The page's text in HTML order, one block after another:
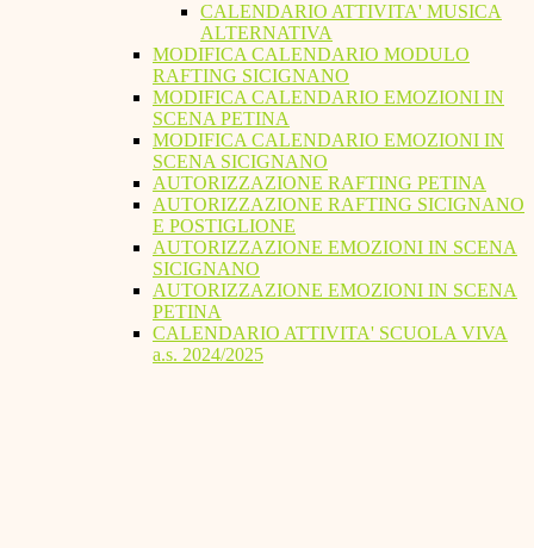
CALENDARIO ATTIVITA' MUSICA
ALTERNATIVA
MODIFICA CALENDARIO MODULO
RAFTING SICIGNANO
MODIFICA CALENDARIO EMOZIONI IN
SCENA PETINA
MODIFICA CALENDARIO EMOZIONI IN
SCENA SICIGNANO
AUTORIZZAZIONE RAFTING PETINA
AUTORIZZAZIONE RAFTING SICIGNANO
E POSTIGLIONE
AUTORIZZAZIONE EMOZIONI IN SCENA
SICIGNANO
AUTORIZZAZIONE EMOZIONI IN SCENA
PETINA
CALENDARIO ATTIVITA' SCUOLA VIVA
a.s. 2024/2025